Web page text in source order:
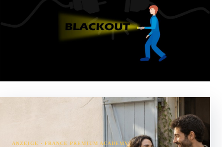
ANZEIGE · FRANCE PREMIUM ACADEMY